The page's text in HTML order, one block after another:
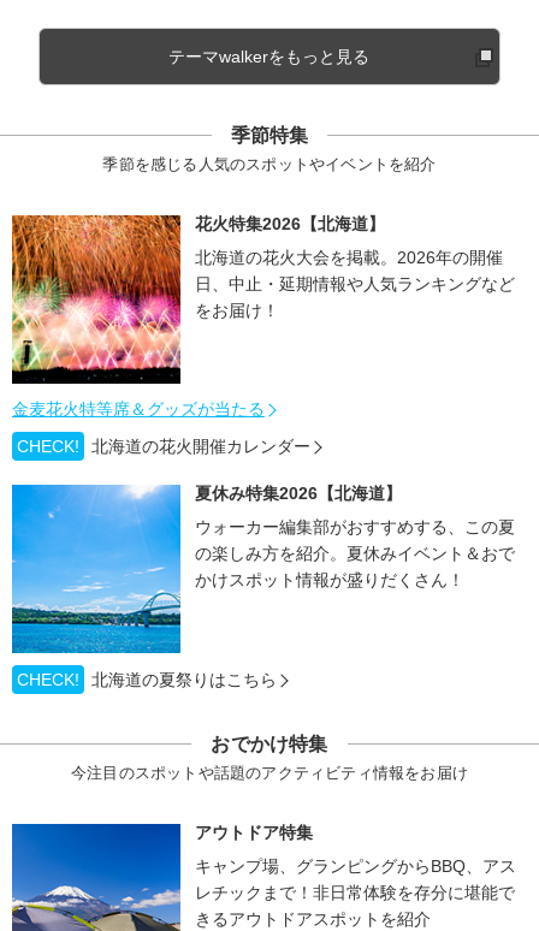
テーマwalkerをもっと見る
季節特集
季節を感じる人気のスポットやイベントを紹介
花火特集2026【北海道】
北海道の花火大会を掲載。2026年の開催
日、中止・延期情報や人気ランキングなど
をお届け！
金麦花火特等席＆グッズが当たる
CHECK!
北海道の花火開催カレンダー
夏休み特集2026【北海道】
ウォーカー編集部がおすすめする、この夏
の楽しみ方を紹介。夏休みイベント＆おで
かけスポット情報が盛りだくさん！
CHECK! 北海道の夏祭りはこちら
おでかけ特集
今注目のスポットや話題のアクティビティ情報をお届け
アウトドア特集
キャンプ場、グランピングからBBQ、アス
レチックまで！非日常体験を存分に堪能で
きるアウトドアスポットを紹介